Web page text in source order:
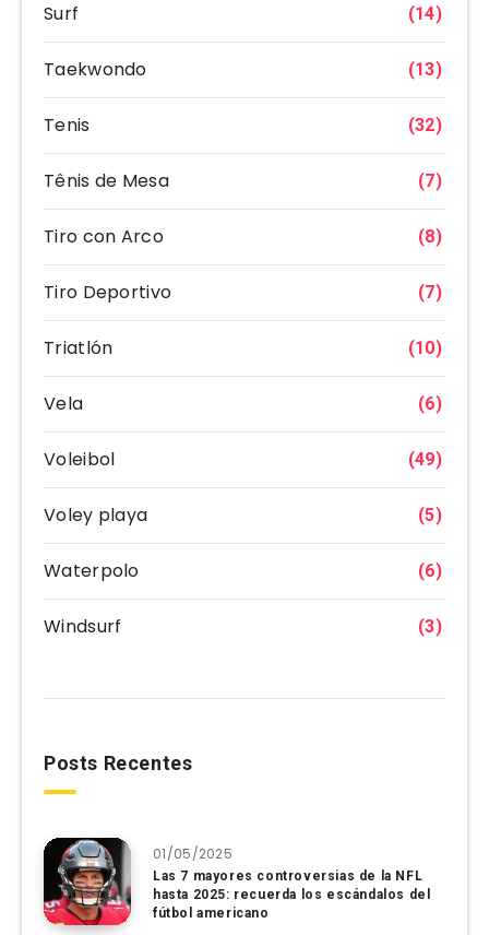
Surf (14)
Taekwondo (13)
Tenis (32)
Tênis de Mesa (7)
Tiro con Arco (8)
Tiro Deportivo (7)
Triatlón (10)
Vela (6)
Voleibol (49)
Voley playa (5)
Waterpolo (6)
Windsurf (3)
Posts Recentes
01/05/2025
Las 7 mayores controversias de la NFL
hasta 2025: recuerda los escándalos del
fútbol americano